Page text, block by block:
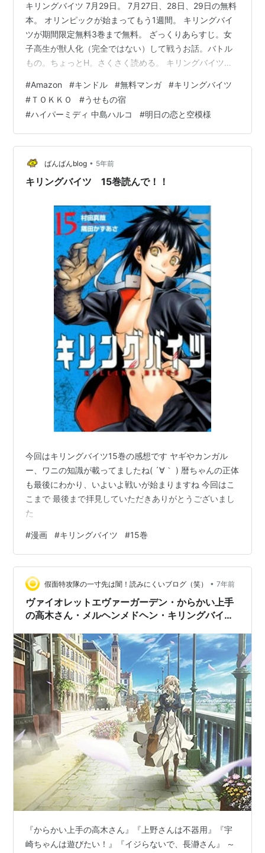
キリングバイツ(7) (ヒーローズコ
ミックス)
作者:村田真哉,隅田かずあさ
出版社/メーカー:小学館クリエイティ
ブ
メディア:コミック
この商品を含むブログを見る
キリングバイツ 7月29日。 7月27日、28日、29日の無料
本。 オリンピックが始まってもう1週間。 キリングバイ
ツが期間限定無料3巻まで無料。 ざっくりあらすじ。女
子高生が獣人化（完全ではない）して戦うお話。バトル
もの。ちょっとH。さくさく読める。 キリングバイツ
ス) 作者:村田真哉,隅田かずあさ ヒーローズ Amazon キ
リングバイツ（２）【期間限定 無料お試し版】 (ヒーロ
ーズコミックス) 作者:村田真哉,隅田かずあさ ヒーローズ
Amazon キリングバイツ（３）【期間限定 無料お試し
版】 (ヒーローズコミックス) 作者:村田真…
#Amazon #キンドル #無料マンガ #キリングバイツ
#ＴＯＫＫＯ #うせもの宿
#ハイパーミディ 中島ハルコ #明日の恋と空模様
ばんばんblog • 5年前
キリングバイツ 15巻読んで！！
今回はキリングバイツ15巻の感想です ヤギやカンガル
ー、ワニの知識が載ってましたね( ´∀｀ ) 暦ちゃんの正体
も最後にわかり、いよいよ戦いが始まりますね 今回はこ
こまで 最後まで拝見していただきありがとうございまし
た
#漫画 #キリングバイツ #15巻
假面特攻隊の一寸先は闇！読みにくいブログ（笑） • 7年前
ヴァイオレットエヴァーガーデン・からかい上手
の高木さん・メルヘンメドヘン・キリングバイ
博多豚骨ラーメンズ・デスマーチからはじまる異
世界狂想曲・グランクレスト戦記・恋は雨上がり
のように・刻刻 ～私的には豊作の2018年冬アニ
メ12本評！
『からかい上手の高木さん』『上野さんは不器用』『宇
崎ちゃんは遊びたい！』『イジらないで、長瀞さん』 ～